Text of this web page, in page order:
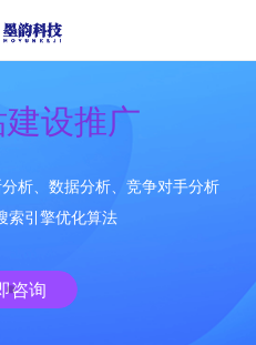
设推广
析、数据分析、竞争对手分析
索引擎优化算法
咨询